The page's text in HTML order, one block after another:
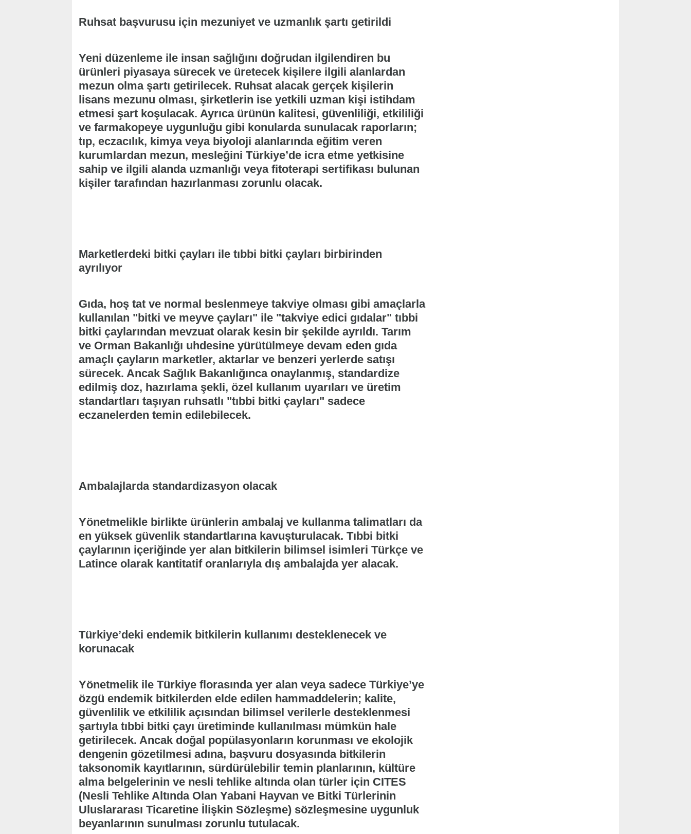
Ruhsat başvurusu için mezuniyet ve uzmanlık şartı getirildi
Yeni düzenleme ile insan sağlığını doğrudan ilgilendiren bu
ürünleri piyasaya sürecek ve üretecek kişilere ilgili alanlardan
mezun olma şartı getirilecek. Ruhsat alacak gerçek kişilerin
lisans mezunu olması, şirketlerin ise yetkili uzman kişi istihdam
etmesi şart koşulacak. Ayrıca ürünün kalitesi, güvenliliği, etkililiği
ve farmakopeye uygunluğu gibi konularda sunulacak raporların;
tıp, eczacılık, kimya veya biyoloji alanlarında eğitim veren
kurumlardan mezun, mesleğini Türkiye’de icra etme yetkisine
sahip ve ilgili alanda uzmanlığı veya fitoterapi sertifikası bulunan
kişiler tarafından hazırlanması zorunlu olacak.
Marketlerdeki bitki çayları ile tıbbi bitki çayları birbirinden
ayrılıyor
Gıda, hoş tat ve normal beslenmeye takviye olması gibi amaçlarla
kullanılan "bitki ve meyve çayları" ile "takviye edici gıdalar" tıbbi
bitki çaylarından mevzuat olarak kesin bir şekilde ayrıldı. Tarım
ve Orman Bakanlığı uhdesine yürütülmeye devam eden gıda
amaçlı çayların marketler, aktarlar ve benzeri yerlerde satışı
sürecek. Ancak Sağlık Bakanlığınca onaylanmış, standardize
edilmiş doz, hazırlama şekli, özel kullanım uyarıları ve üretim
standartları taşıyan ruhsatlı "tıbbi bitki çayları" sadece
eczanelerden temin edilebilecek.
Ambalajlarda standardizasyon olacak
Yönetmelikle birlikte ürünlerin ambalaj ve kullanma talimatları da
en yüksek güvenlik standartlarına kavuşturulacak. Tıbbi bitki
çaylarının içeriğinde yer alan bitkilerin bilimsel isimleri Türkçe ve
Latince olarak kantitatif oranlarıyla dış ambalajda yer alacak.
Türkiye’deki endemik bitkilerin kullanımı desteklenecek ve
korunacak
Yönetmelik ile Türkiye florasında yer alan veya sadece Türkiye’ye
özgü endemik bitkilerden elde edilen hammaddelerin; kalite,
güvenlilik ve etkililik açısından bilimsel verilerle desteklenmesi
şartıyla tıbbi bitki çayı üretiminde kullanılması mümkün hale
getirilecek. Ancak doğal popülasyonların korunması ve ekolojik
dengenin gözetilmesi adına, başvuru dosyasında bitkilerin
taksonomik kayıtlarının, sürdürülebilir temin planlarının, kültüre
alma belgelerinin ve nesli tehlike altında olan türler için CITES
(Nesli Tehlike Altında Olan Yabani Hayvan ve Bitki Türlerinin
Uluslararası Ticaretine İlişkin Sözleşme) sözleşmesine uygunluk
beyanlarının sunulması zorunlu tutulacak.